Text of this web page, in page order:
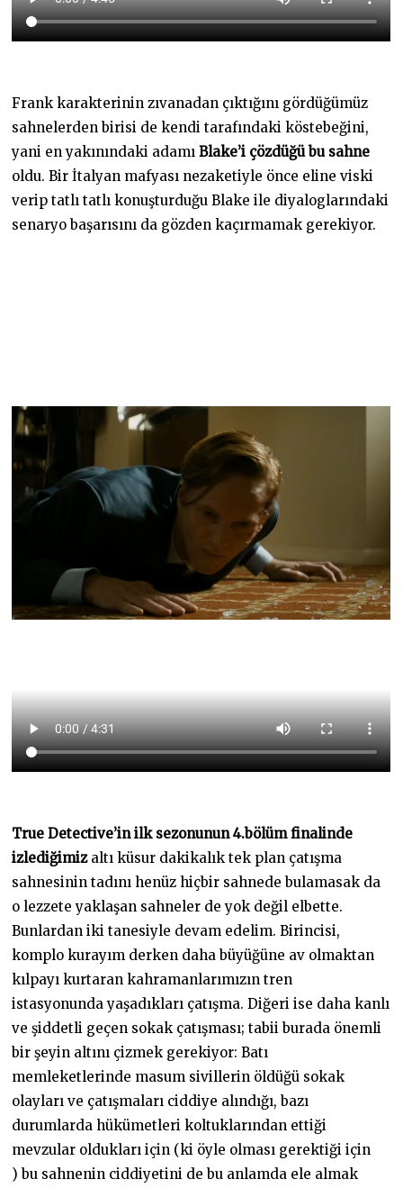
Frank karakterinin zıvanadan çıktığını gördüğümüz
sahnelerden birisi de kendi tarafındaki köstebeğini,
yani en yakınındaki adamıBlake’i çözdüğü bu sahne
oldu. Bir İtalyan mafyası nezaketiyle önce eline viski
verip tatlı tatlı konuşturduğu Blake ile diyaloglarındaki
senaryo başarısını da gözden kaçırmamak gerekiyor.
True Detective’in ilk sezonunun 4.bölüm finalinde
izlediğimizaltı küsur dakikalık tek plan çatışma
sahnesinin tadını henüz hiçbir sahnede bulamasak da
o lezzete yaklaşan sahneler de yok değil elbette.
Bunlardan iki tanesiyle devam edelim. Birincisi,
komplo kurayım derken daha büyüğüne av olmaktan
kılpayı kurtaran kahramanlarımızın tren
istasyonunda yaşadıkları çatışma. Diğeri ise daha kanlı
ve şiddetli geçen sokak çatışması; tabii burada önemli
bir şeyin altını çizmek gerekiyor: Batı
memleketlerinde masum sivillerin öldüğü sokak
olayları ve çatışmaları ciddiye alındığı, bazı
durumlarda hükümetleri koltuklarından ettiği
mevzular oldukları için (ki öyle olması gerektiği için
) bu sahnenin ciddiyetini de bu anlamda ele almak